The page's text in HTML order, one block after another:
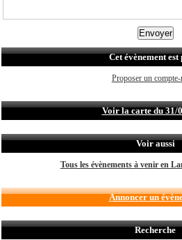
Cet évènement est
Proposer un compte-
Voir la carte du 31/
Voir aussi
Tous les évènements à venir en
Annoncer un
Recherche